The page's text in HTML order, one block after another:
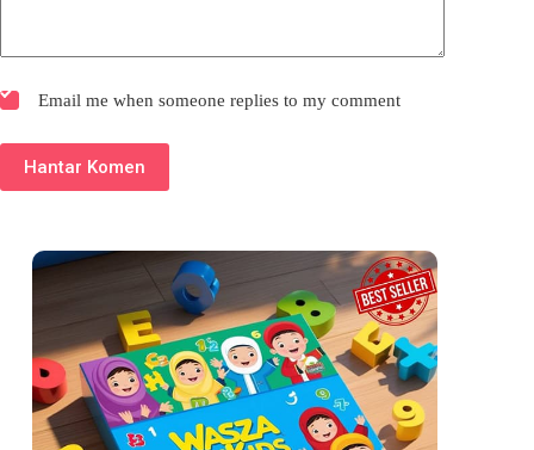
Email me when someone replies to my comment
Hantar Komen